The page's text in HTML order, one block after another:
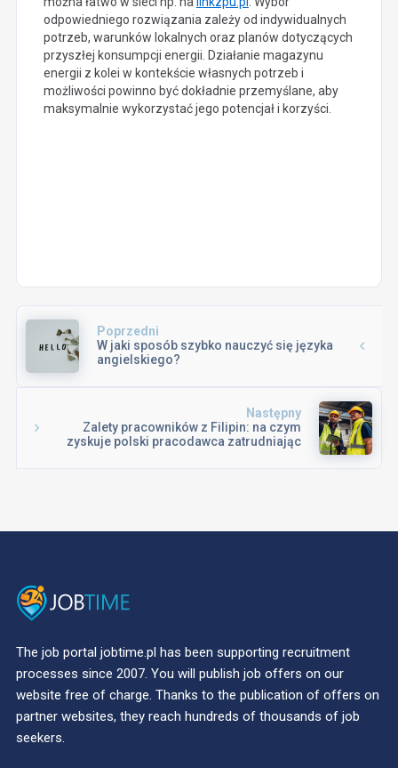
odpowiedniego rozwiązania zależy od indywidualnych
potrzeb, warunków lokalnych oraz planów dotyczących
przyszłej konsumpcji energii. Działanie magazynu
energii z kolei w kontekście własnych potrzeb i
możliwości powinno być dokładnie przemyślane, aby
maksymalnie wykorzystać jego potencjał i korzyści.
Poprzedni
W jaki sposób szybko nauczyć się języka
angielskiego?
Następny
Zalety pracowników z Filipin: na czym
zyskuje polski pracodawca zatrudniając
The job portal jobtime.pl has been supporting recruitment
processes since 2007. You will publish job offers on our
website free of charge. Thanks to the publication of offers on
partner websites, they reach hundreds of thousands of job
seekers.